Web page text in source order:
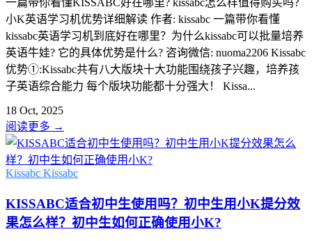
一篇带你看懂KISSABC好在哪里? kissabc怎么样值得购买吗？
小K英语学习机优势详细解读 作者: kissabc 一篇带你看懂
kissabc英语学习机到底好在哪里？为什么kissabc可以批量培养
英语牛娃? 它的具体优势是什么? 咨询微信: nuoma2206 Kissabc
优势①:Kissabc共有八大版块十大功能围绕孩子兴趣，培养孩
子英语综合能力 每个版块功能都十分强大！ Kissa...
18 Oct, 2025
阅读更多 →
Kissabc Kissabc
KISSABC适合初中生使用吗？初中生用小K提分效
果怎么样？初中生如何正确使用小K?